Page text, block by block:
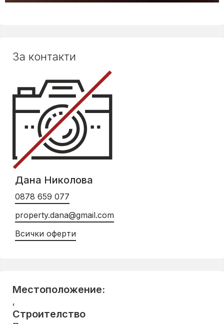
За контакти
Дана Николова
0878 659 077
property.dana@gmail.com
Всички оферти
Местоположение:
,
Строителство